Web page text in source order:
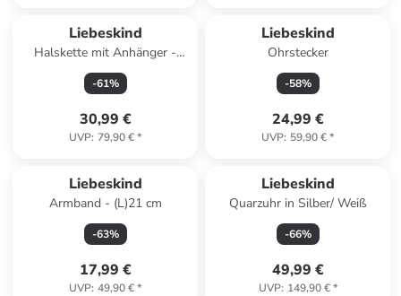
Liebeskind
Halskette mit Anhänger -
(L)45 cm
-61%
30,99 €
UVP: 79,90 €*
Liebeskind
Ohrstecker
-58%
24,99 €
UVP: 59,90 €*
Liebeskind
Armband - (L)21 cm
-63%
17,99 €
UVP: 49,90 €*
Liebeskind
Quarzuhr in Silber/ Weiß
-66%
49,99 €
UVP: 149,90 €*